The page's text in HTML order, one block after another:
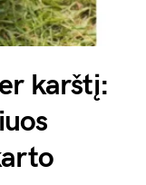
karštį: